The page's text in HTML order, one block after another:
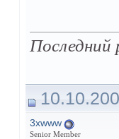
Последний
3xwww
Senior Member